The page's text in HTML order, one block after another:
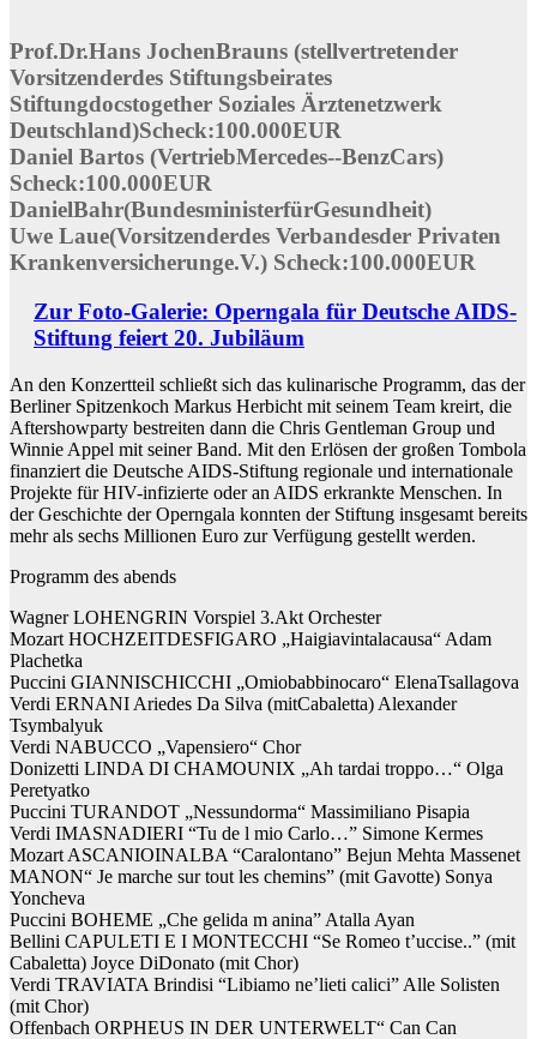
Prof.Dr.Hans JochenBrauns (stellvertretender
Vorsitzenderdes Stiftungsbeirates
Stiftungdocstogether Soziales Ärztenetzwerk
Deutschland)Scheck:100.000EUR
Daniel Bartos (VertriebMercedes-­‐BenzCars)
Scheck:100.000EUR
DanielBahr(BundesministerfürGesundheit)
Uwe Laue(Vorsitzenderdes Verbandesder Privaten
Krankenversicherunge.V.) Scheck:100.000EUR
Zur Foto-Galerie: Operngala für Deutsche AIDS-
Stiftung feiert 20. Jubiläum
An den Konzertteil schließt sich das kulinarische Programm, das der
Berliner Spitzenkoch Markus Herbicht mit seinem Team kreirt, die
Aftershowparty bestreiten dann die Chris Gentleman Group und
Winnie Appel mit seiner Band. Mit den Erlösen der großen Tombola
finanziert die Deutsche AIDS-Stiftung regionale und internationale
Projekte für HIV-infizierte oder an AIDS erkrankte Menschen. In
der Geschichte der Operngala konnten der Stiftung insgesamt bereits
mehr als sechs Millionen Euro zur Verfügung gestellt werden.
Programm des abends
Wagner LOHENGRIN Vorspiel 3.Akt Orchester
Mozart HOCHZEITDESFIGARO „Haigiavintalacausa“ Adam
Plachetka
Puccini GIANNISCHICCHI „Omiobabbinocaro“ ElenaTsallagova
Verdi ERNANI Ariedes Da Silva (mitCabaletta) Alexander
Tsymbalyuk
Verdi NABUCCO „Vapensiero“ Chor
Donizetti LINDA DI CHAMOUNIX „Ah tardai troppo…“ Olga
Peretyatko
Puccini TURANDOT „Nessundorma“ Massimiliano Pisapia
Verdi IMASNADIERI “Tu de l mio Carlo…” Simone Kermes
Mozart ASCANIOINALBA “Caralontano” Bejun Mehta Massenet
MANON“ Je marche sur tout les chemins” (mit Gavotte) Sonya
Yoncheva
Puccini BOHEME „Che gelida m anina” Atalla Ayan
Bellini CAPULETI E I MONTECCHI “Se Romeo t’uccise..” (mit
Cabaletta) Joyce DiDonato (mit Chor)
Verdi TRAVIATA Brindisi “Libiamo ne’lieti calici” Alle Solisten
(mit Chor)
Offenbach ORPHEUS IN DER UNTERWELT“ Can Can